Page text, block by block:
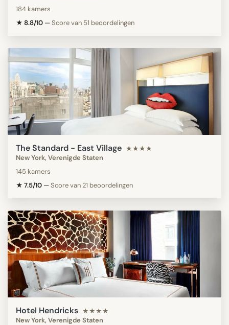
184 kamers
★ 8.8/10 —Score van 51 beoordelingen
The Standard - East Village ★★★★
New York, Verenigde Staten
145 kamers
★ 7.5/10 —Score van 21 beoordelingen
Hotel Hendricks ★★★★
New York, Verenigde Staten